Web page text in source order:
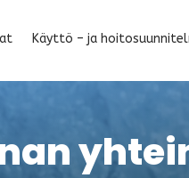
Käyttö – ja